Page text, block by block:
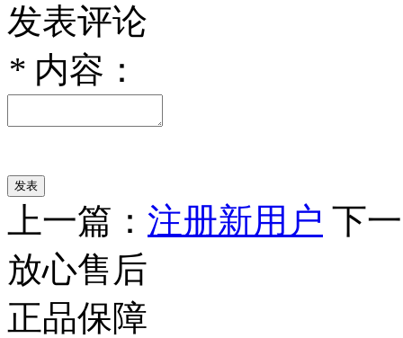
发表评论
* 内容：
上一篇： 注册新用户 下
放心售后
正品保障